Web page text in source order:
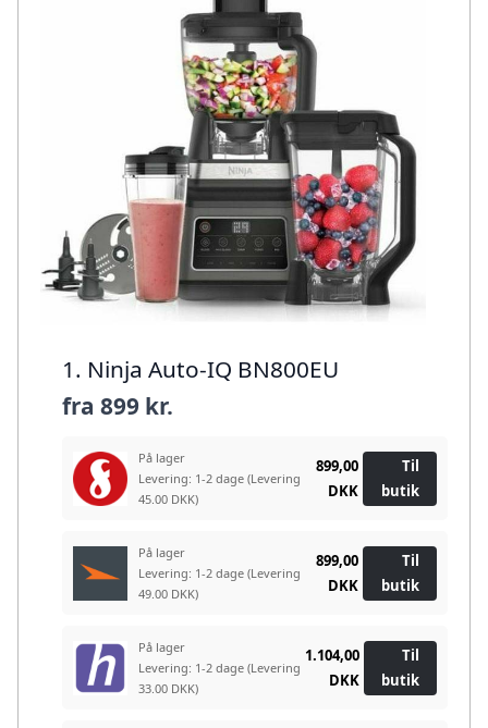
1. Ninja Auto-IQ BN800EU
fra 899 kr.
På lager
Levering: 1-2 dage (Levering
45.00 DKK)
899,00
DKK
Til
butik
På lager
Levering: 1-2 dage (Levering
49.00 DKK)
899,00
DKK
Til
butik
På lager
Levering: 1-2 dage (Levering
33.00 DKK)
1.104,00
DKK
Til
butik